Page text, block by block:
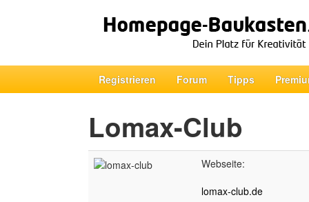
Registrieren Forum Tipps
Lomax-Club
Webseite:
lomax-club.de